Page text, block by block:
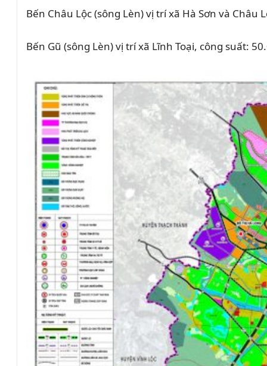
Bến Châu Lộc (sông Lèn) vị trí xã Hà Sơn và
Bến Gũ (sông Lèn) vị trí xã Lĩnh Toại, công suất: